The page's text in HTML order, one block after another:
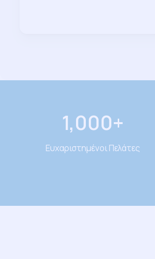
1,000+
Ευχαριστημένοι Πελάτες